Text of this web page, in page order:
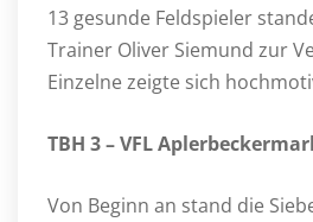
13 gesunde Feldspieler
Trainer Oliver Siemund zur
Einzelne zeigte sich
TBH 3 – VFL
Von Beginn an stand die